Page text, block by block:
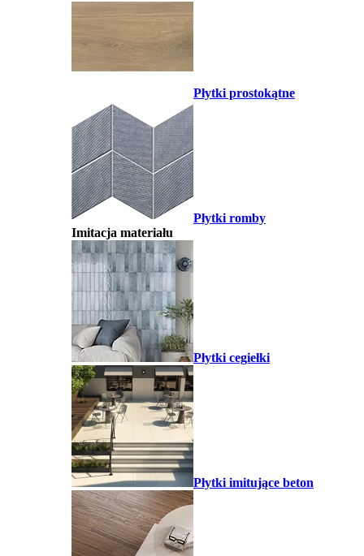
Płytki prostokątne
Płytki romby
Imitacja materiału
Płytki cegiełki
Płytki imitujące beton